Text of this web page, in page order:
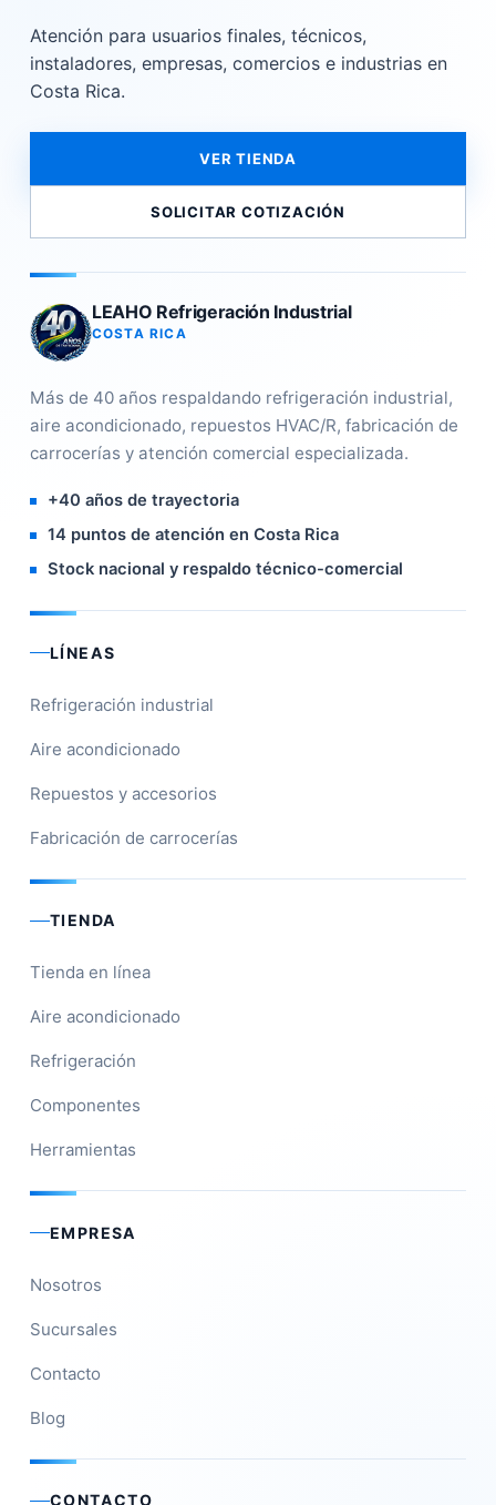
Atención para usuarios finales, técnicos,
instaladores, empresas, comercios e industrias en
Costa Rica.
VER TIENDA
SOLICITAR COTIZACIÓN
LEAHO Refrigeración Industrial
COSTA RICA
Más de 40 años respaldando refrigeración industrial,
aire acondicionado, repuestos HVAC/R, fabricación de
carrocerías y atención comercial especializada.
+40 años de trayectoria
14 puntos de atención en Costa Rica
Stock nacional y respaldo técnico-comercial
LÍNEAS
Refrigeración industrial
Aire acondicionado
Repuestos y accesorios
Fabricación de carrocerías
TIENDA
Tienda en línea
Aire acondicionado
Refrigeración
Componentes
Herramientas
EMPRESA
Nosotros
Sucursales
Contacto
Blog
CONTACTO